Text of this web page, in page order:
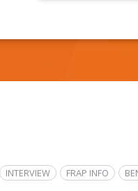
FRAP INFO
INTERVIEW